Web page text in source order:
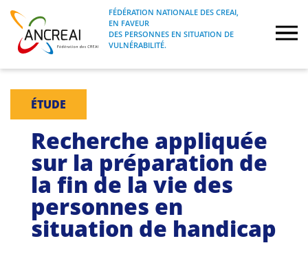
Skip
content
ANCREAI
FÉDÉRATION NATIONALE DES CREAI, EN
FAVEUR DES PERSONNES EN SITUATION
FÉDÉRATION NATIONALE DES CREAI,
EN FAVEUR
DES PERSONNES EN SITUATION DE
VULNÉRABILITÉ.
À propos
Journées nationales
Formations
Projets Fédéraux
ÉTUDE
Recherche appliquée
sur la préparation de
la fin de la vie des
personnes en
situation de handicap